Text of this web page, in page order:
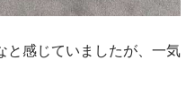
と感じていましたが、一気